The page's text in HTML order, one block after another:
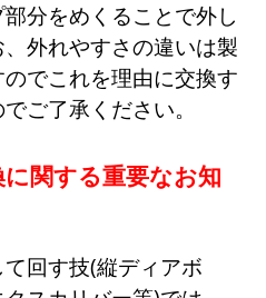
分をめくることで外し
外れやすさの違いは製
でこれを理由に交換す
ご了承ください。
に関する重要なお知
回す技(縦ディアボ